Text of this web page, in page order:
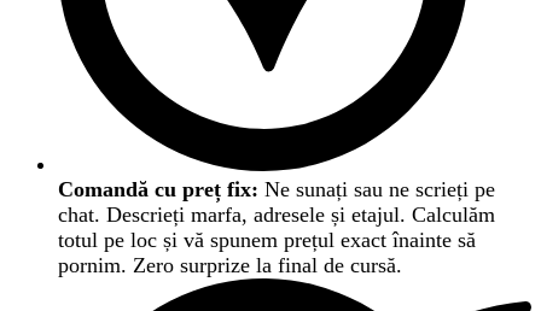
Comandă cu preț fix: Ne sunați sau ne scrieți pe
chat. Descrieți marfa, adresele și etajul. Calculăm
totul pe loc și vă spunem prețul exact înainte să
pornim. Zero surprize la final de cursă.